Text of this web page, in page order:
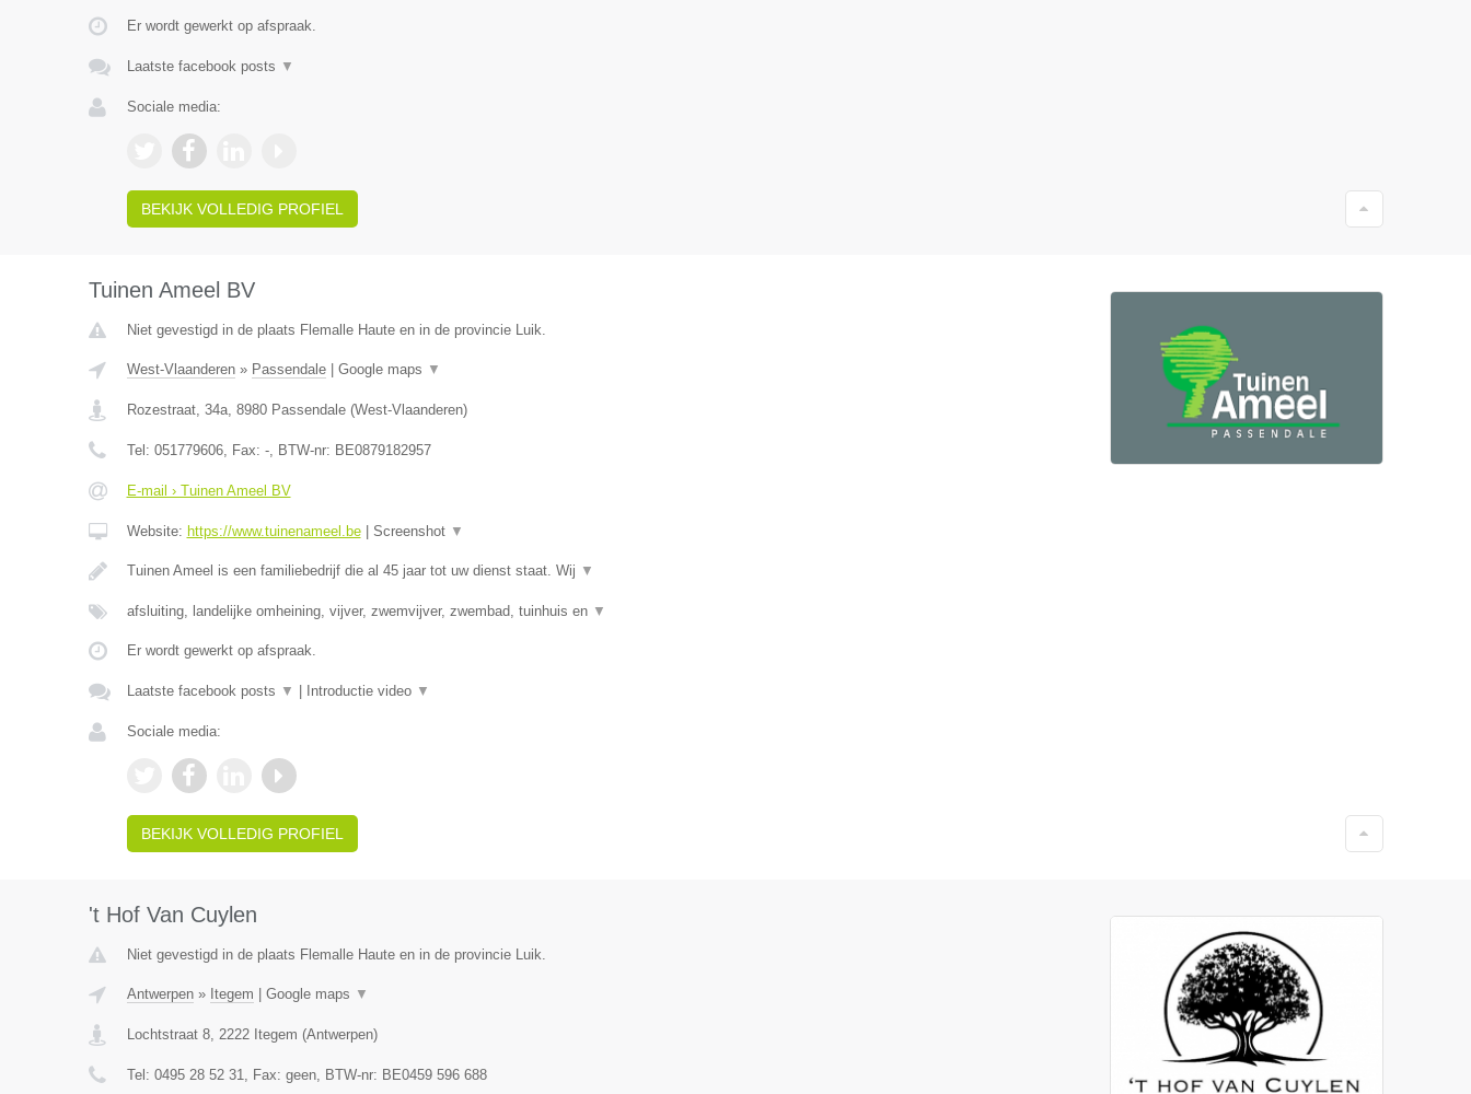
Er wordt gewerkt op afspraak.
Laatste facebook posts ▼
Sociale media:
BEKIJK VOLLEDIG PROFIEL
Tuinen Ameel BV
Niet gevestigd in de plaats Flemalle Haute en in de provincie Luik.
West-Vlaanderen» Passendale| Google maps ▼
Rozestraat, 34a, 8980 Passendale(West-Vlaanderen)
Tel: 051779606, Fax: -, BTW-nr: BE0879182957
E-mail › Tuinen Ameel BV
Website: https://www.tuinenameel.be| Screenshot ▼
Tuinen Ameel is een familiebedrijf die al 45 jaar tot uw dienst staat. Wij ▼
afsluiting, landelijke omheining, vijver, zwemvijver, zwembad, tuinhuis en ▼
Er wordt gewerkt op afspraak.
Laatste facebook posts ▼ Introductie video ▼
Sociale media:
BEKIJK VOLLEDIG PROFIEL
't Hof Van Cuylen
Niet gevestigd in de plaats Flemalle Haute en in de provincie Luik.
Antwerpen» Itegem Google maps ▼
Lochtstraat 8, 2222 Itegem (Antwerpen)
Tel: 0495 28 52 31, Fax: geen, BTW-nr: BE0459 596 688